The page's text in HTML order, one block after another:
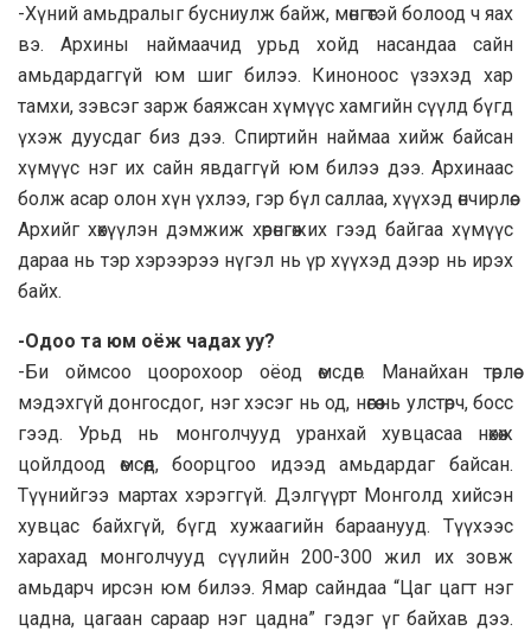
-Хүний амьдралыг бусниулж байж, мөнгөтэй болоод ч яах
вэ. Архины наймаачид урьд хойд насандаа сайн
амьдардаггүй юм шиг билээ. Киноноос үзэхэд хар
тамхи, зэвсэг зарж баяжсан хүмүүс хамгийн сүүлд бүгд
үхэж дуусдаг биз дээ. Спиртийн наймаа хийж байсан
хүмүүс нэг их сайн явдаггүй юм билээ дээ. Архинаас
болж асар олон хүн үхлээ, гэр бүл саллаа, хүүхэд өнчирлөө.
Архийг хөхүүлэн дэмжиж хөрөнгөжих гээд байгаа хүмүүс
дараа нь тэр хэрээрээ нүгэл нь үр хүүхэд дээр нь ирэх
байх.
-Одоо та юм оёж чадах уу?
-Би оймсоо цоорохоор оёод өмсдөг. Манайхан төрлөө
мэдэхгүй донгосдог, нэг хэсэг нь од, нөгөө нь улстөрч, босс
гээд. Урьд нь монголчууд уранхай хувцасаа нөхөж
цойлдоод өмсөөд, боорцгоо идээд амьдардаг байсан.
Түүнийгээ мартах хэрэггүй. Дэлгүүрт Монголд хийсэн
хувцас байхгүй, бүгд хужаагийн бараанууд. Түүхээс
харахад монголчууд сүүлийн 200-300 жил их зовж
амьдарч ирсэн юм билээ. Ямар сайндаа “Цаг цагт нэг
цадна, цагаан сараар нэг цадна” гэдэг үг байхав дээ.